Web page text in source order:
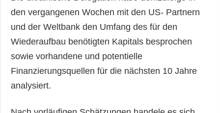
den vergangenen Wochen mit den US- Partnern
und der Weltbank den Umfang des für den
Wiederaufbau benötigten Kapitals besprochen
sowie vorhandene und potentielle
Finanzierungsquellen für die nächsten 10 Jahre
analysiert.